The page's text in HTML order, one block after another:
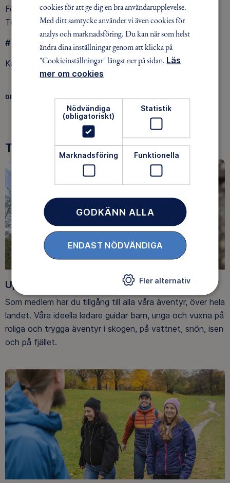
För mer information kontakta Stefan Andersson
Tel. 0175- 713 94
#
Övrig Information (att bli medlem etc.)
Kontakta Inger Karlsson Tel. 0175-715 57
DELA
FACEBOOK
TWITTERLINKEDIN
Tre goda skäl att bli medlem
Upptäck nya äventyr
Som medlem har du tillgång till alla våra äventyr, över hela
landet. Våra ideella ledare guidar barn, unga och vuxna på
roliga och trygga äventyr i skogen, på vattnet, snön, isen
och på fjället.
cookies för att ge dig en bra användarupplevelse.
Med ditt samtycke använder vi även cookies för
analys och marknadsföring. Du kan när som helst
ändra dina inställningar genom att klicka på
"Cookieinställningar" längst ner på sidan. Läs
mer om cookies
Nödvändiga
(obligatoriskt)
Statistik
Marknadsföring Funktionella
GODKÄNN ALLA
ENDAST NÖDVÄNDIGA
Fler alternativ